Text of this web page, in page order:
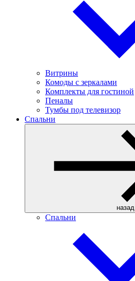
Витрины
Комоды с зеркалами
Комплекты для гостиной
Пеналы
Тумбы под телевизор
Спальни
назад
Спальни